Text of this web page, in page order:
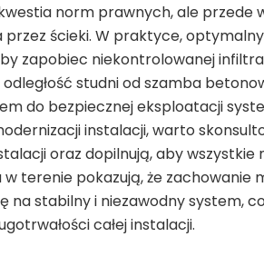
norm prawnych, ale przede
przez ścieki. W praktyce,
zapobiec niekontrolowanej
studni od szamba
do bezpiecznej eksploatacji
instalacji, warto
oraz dopilnują, aby
terenie pokazują, że zachowanie
na stabilny i niezawodny system,
całej instalacji.